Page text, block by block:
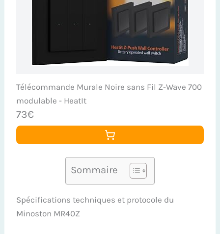
Télécommande Murale Noire sans Fil Z-Wave 700
modulable - HeatIt
73€
Sommaire
Spécifications techniques et protocole du
Minoston MR40Z